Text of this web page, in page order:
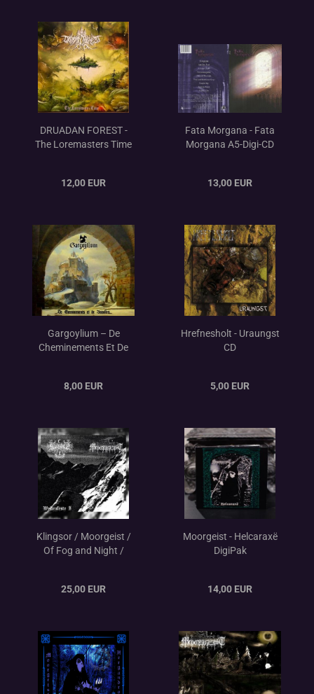
DRUADAN FOREST -
The Loremasters Time
12,00 EUR
Fata Morgana - Fata
Morgana A5-Digi-CD
13,00 EUR
Gargoylium – De
Cheminements Et De
8,00 EUR
Hrefnesholt - Uraungst
CD
5,00 EUR
Klingsor / Moorgeist /
Of Fog and Night /
Slipcase
25,00 EUR
Moorgeist - Helcaraxë
DigiPak
14,00 EUR